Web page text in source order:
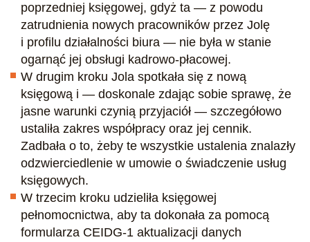
poprzedniej księgowej, gdyż ta — z powodu
zatrudnienia nowych pracowników przez Jolę
i profilu działalności biura — nie była w stanie
ogarnąć jej obsługi kadrowo-płacowej.
W drugim kroku Jola spotkała się z nową
księgową i — doskonale zdając sobie sprawę, że
jasne warunki czynią przyjaciół — szczegółowo
ustaliła zakres współpracy oraz jej cennik.
Zadbała o to, żeby te wszystkie ustalenia znalazły
odzwierciedlenie w umowie o świadczenie usług
księgowych.
W trzecim kroku udzieliła księgowej
pełnomocnictwa, aby ta dokonała za pomocą
formularza CEIDG-1 aktualizacji danych